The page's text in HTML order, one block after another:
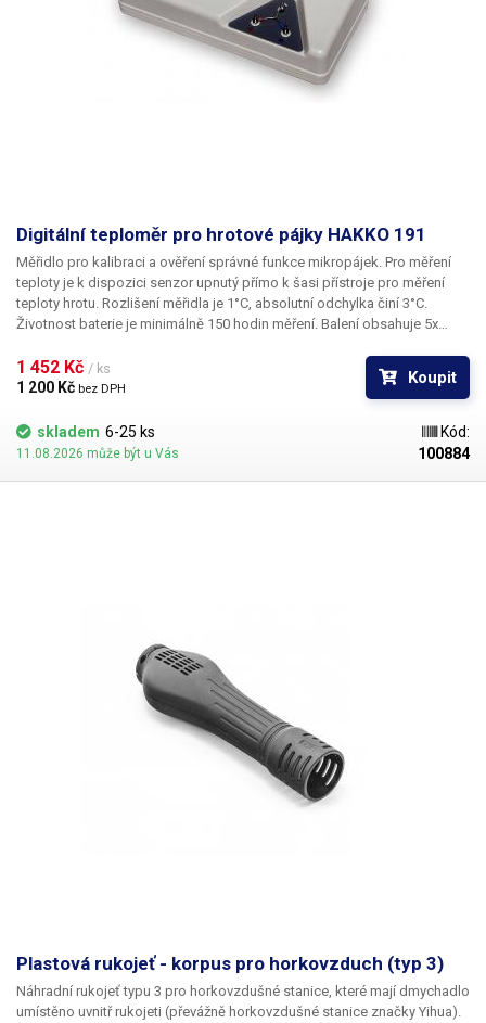
Ovládání průtoku vzduchu
analogový
(potenciometrem)
vzduchu
Mikropájka ano
Desolder ne
Odsávání zplodin od hrotu
mikropájky
Vakuová pinzeta
Hmotnost ruční části [g]
230V/50Hz
195-140-250 mm
Ukazatel teploty digitální (displej)
Rozsah regulace teploty 200 - 480 °C
Digitální teploměr pro hrotové pájky HAKKO 191
Měřidlo pro kalibraci a ověření správné funkce mikropájek. Pro měření
teploty je k dispozici senzor upnutý přímo k šasi přístroje pro měření
teploty hrotu. Rozlišení měřidla je 1°C, absolutní odchylka činí 3°C.
Životnost baterie je minimálně 150 hodin měření. Balení obsahuje 5x
jednoduše jej vyměňte. Další čidla je samozřejmě možno dokoupit.
1 452 Kč / ks
1 200 Kč bez DPH
Koupit
skladem 6-25 ks
11.08.2026 může být u Vás
Kód:
100884
Plastová rukojeť - korpus pro horkovzduch (typ 3)
Náhradní rukojeť typu 3 pro horkovzdušné stanice, které mají dmychadlo
umístěno uvnitř rukojeti (převážně horkovzdušné stanice značky Yihua).